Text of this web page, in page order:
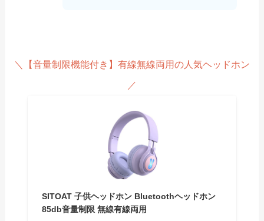
＼【音量制限機能付き】有線無線両用の人気ヘッドホン
／
SITOAT 子供ヘッドホン Bluetoothヘッドホン
85db音量制限 無線有線両用